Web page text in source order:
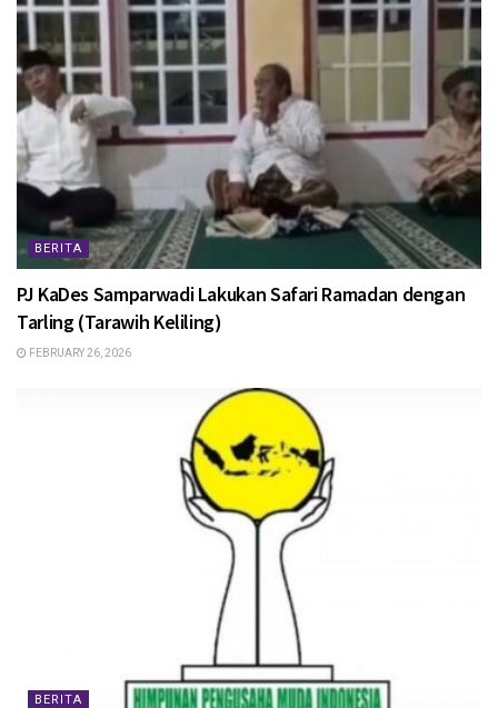
BERITA
PJ KaDes Samparwadi Lakukan Safari Ramadan dengan
Tarling (Tarawih Keliling)
FEBRUARY 26, 2026
BERITA